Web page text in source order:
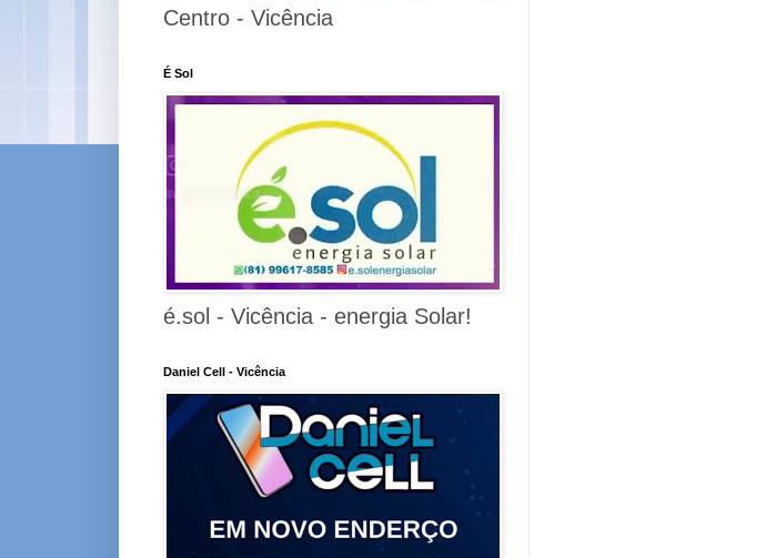
Centro - Vicência
É Sol
é.sol - Vicência - energia Solar!
Daniel Cell - Vicência